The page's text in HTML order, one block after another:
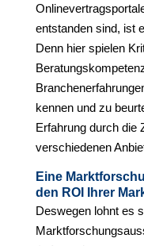
entstanden sind, ist
Denn hier spielen
kennen und zu
Erfahrung durch die
verschiedenen
Eine
den ROI Ihrer
Deswegen lohnt es